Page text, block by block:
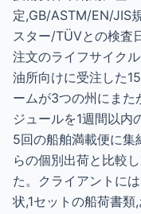
定,GB/ASTM/EN/JIS
スター/TÜVとの検査
注文のライフサイク
油所向けに受注した
ームが3つの州にまた
ジュールを1週間以内
5回の船舶満載便に集
らの個別出荷と比較
た。クライアントに
状,1セットの船荷書